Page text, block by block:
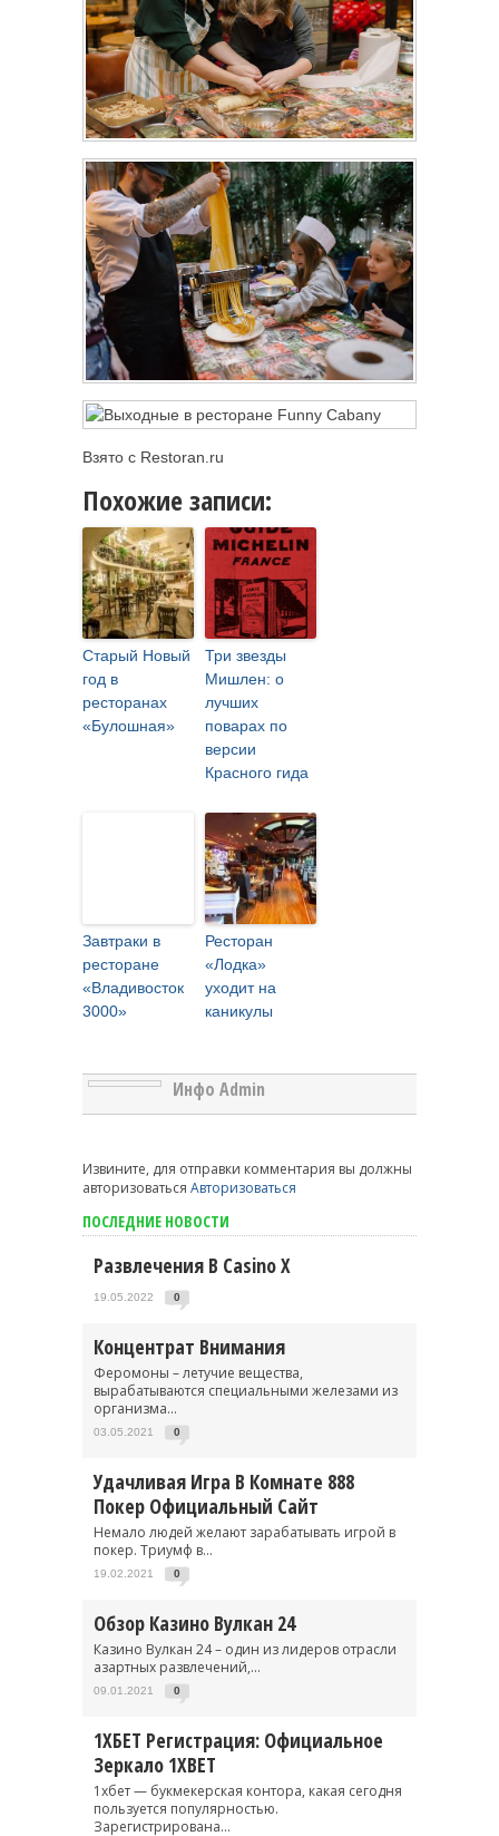
Взято с Restoran.ru
Похожие записи:
Старый Новый
год в
ресторанах
«Булошная»
Три звезды
Мишлен: о
лучших
поварах по
версии
Красного гида
Завтраки в
ресторане
«Владивосток
3000»
Ресторан
«Лодка»
уходит на
каникулы
Инфо Admin
Извините, для отправки комментария вы должны
авторизоваться Авторизоваться
ПОСЛЕДНИЕ НОВОСТИ
Развлечения В Casino X
19.05.2022 0
Концентрат Внимания
Феромоны – летучие вещества,
вырабатываются специальными железами из
организма...
03.05.2021 0
Удачливая Игра В Комнате 888
Покер Официальный Сайт
Немало людей желают зарабатывать игрой в
покер. Триумф в...
19.02.2021 0
Обзор Казино Вулкан 24
Казино Вулкан 24 – один из лидеров отрасли
азартных развлечений,...
09.01.2021 0
1ХБЕТ Регистрация: Официальное
Зеркало 1XBET
1хбет — букмекерская контора, какая сегодня
пользуется популярностью.
Зарегистрирована...